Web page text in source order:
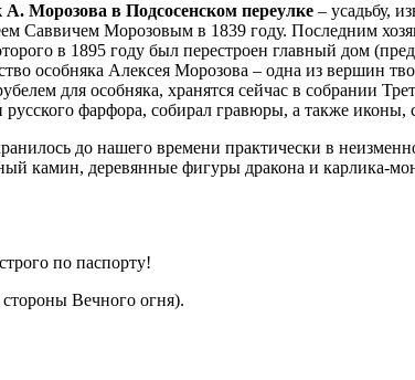
А. Морозова в Подсосенском переулке – усадьбу,
Саввичем Морозовым в 1839 году. Последним
в 1895 году был перестроен главный дом
особняка Алексея Морозова – одна из вершин
для особняка, хранятся сейчас в собрании
фарфора, собирал гравюры, а также
до нашего времени практически в
камин, деревянные фигуры дракона и карлика-
по паспорту!
Вечного огня).